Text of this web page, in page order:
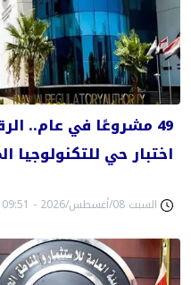
49 مشروعًا في عام..
اختبار حي للتكنولوجيا
السبت 08/أغسطس/2026 - 09:51 ص